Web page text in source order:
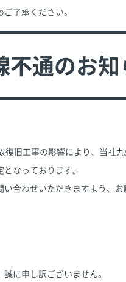
了承ください。
不通のお
旧工事の影響により、当社
なっております。
合わせいただきますよう、お
に申し訳ございません。